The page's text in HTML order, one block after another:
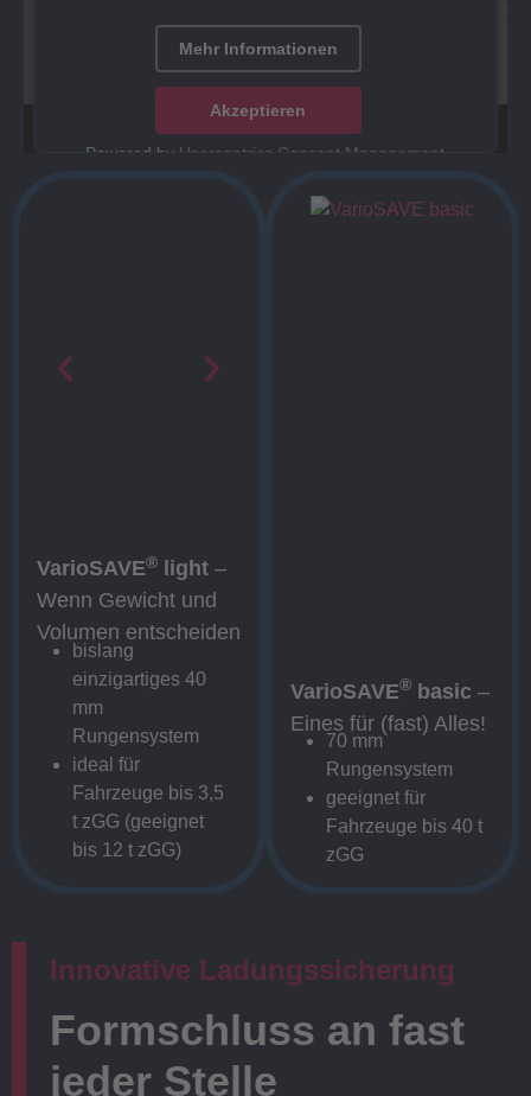
Mehr Informationen
Akzeptieren
Powered by Usercentrics Consent Management
VarioSAVE® light –
Wenn Gewicht und
Volumen entscheiden
bislang
einzigartiges 40
mm
Rungensystem
ideal für
Fahrzeuge bis 3,5
t zGG (geeignet
bis 12 t zGG)
VarioSAVE® basic –
Eines für (fast) Alles!
70 mm
Rungensystem
geeignet für
Fahrzeuge bis 40 t
zGG
Innovative Ladungssicherung
Formschluss an fast
jeder Stelle